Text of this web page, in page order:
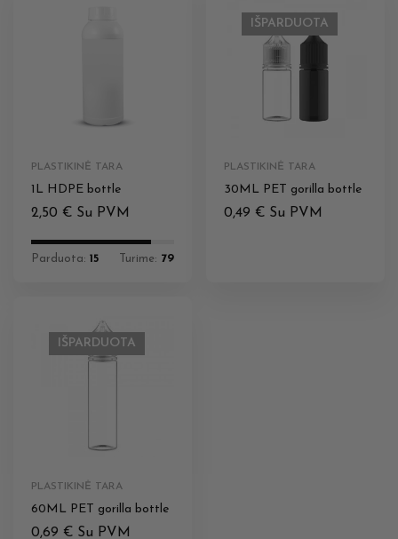
PLASTIKINĖ TARA
1L HDPE bottle
2,50 € Su PVM
Parduota: 15 Turime: 79
IŠPARDUOTA
PLASTIKINĖ TARA
30ML PET gorilla bottle
0,49 € Su PVM
IŠPARDUOTA
PLASTIKINĖ TARA
60ML PET gorilla bottle
0,69 € Su PVM